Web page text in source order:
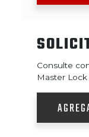
Consulte
Master Lock